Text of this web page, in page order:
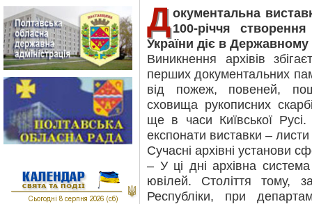
Документальна
100-річчя
України діє в Державному
Виникнення архівів
перших документальних
від пожеж, повеней,
сховища рукописних
ще в часи Київської
експонати виставки – листи
Сучасні архівні установи
– У ці дні архівна
ювілей. Століття тому,
Республіки, при